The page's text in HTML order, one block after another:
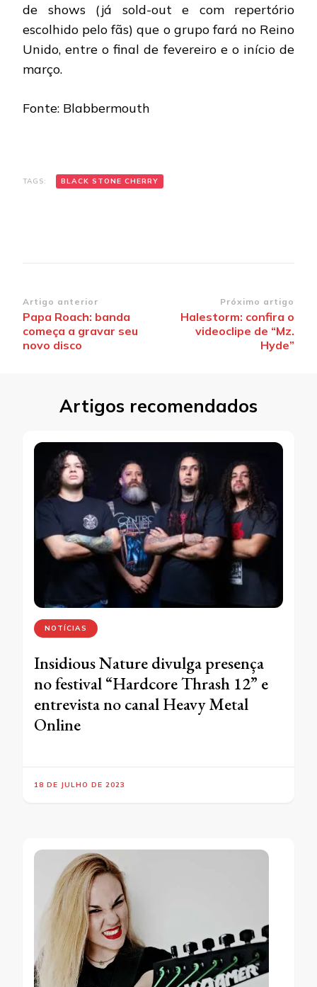
de shows (já sold-out e com repertório
escolhido pelo fãs) que o grupo fará no Reino
Unido, entre o final de fevereiro e o início de
março.
Fonte: Blabbermouth
TAGS: BLACK STONE CHERRY
Navegação
de
post
Artigo anterior
Papa Roach: banda
começa a gravar seu
novo disco
Próximo artigo
Halestorm: confira o
videoclipe de “Mz.
Hyde”
Artigos recomendados
NOTÍCIAS
Insidious Nature divulga presença
no festival “Hardcore Thrash 12” e
entrevista no canal Heavy Metal
Online
18 DE JULHO DE 2023